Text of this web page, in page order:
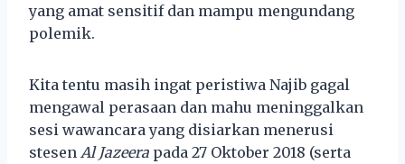
yang amat sensitif dan mampu mengundang
polemik.
Kita tentu masih ingat peristiwa Najib gagal
mengawal perasaan dan mahu meninggalkan
sesi wawancara yang disiarkan menerusi
stesen Al Jazeera pada 27 Oktober 2018 (serta